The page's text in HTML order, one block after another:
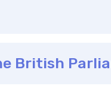
British